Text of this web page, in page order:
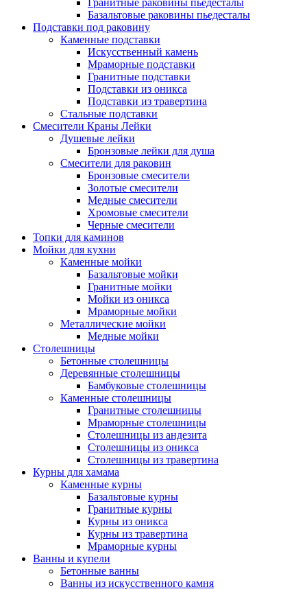
Гранитные раковины пьедесталы
Базальтовые раковины пьедесталы
Подставки под раковину
Каменные подставки
Искусственный камень
Мраморные подставки
Гранитные подставки
Подставки из оникса
Подставки из травертина
Стальные подставки
Смесители Краны Лейки
Душевые лейки
Бронзовые лейки для душа
Смесители для раковин
Бронзовые смесители
Золотые смесители
Медные смесители
Хромовые смесители
Черные смесители
Топки для каминов
Мойки для кухни
Каменные мойки
Базальтовые мойки
Гранитные мойки
Мойки из оникса
Мраморные мойки
Металлические мойки
Медные мойки
Столешницы
Бетонные столешницы
Деревянные столешницы
Бамбуковые столешницы
Каменные столешницы
Гранитные столешницы
Мраморные столешницы
Столешницы из андезита
Столешницы из оникса
Столешницы из травертина
Курны для хамама
Каменные курны
Базальтовые курны
Гранитные курны
Курны из оникса
Курны из травертина
Мраморные курны
Ванны и купели
Бетонные ванны
Ванны из искусственного камня